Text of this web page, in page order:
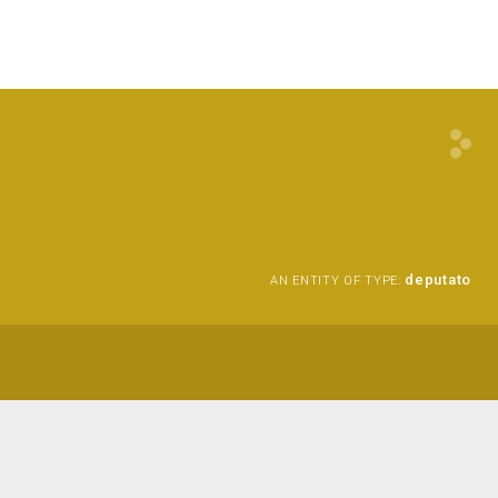
AN ENTITY OF TYPE: deputato